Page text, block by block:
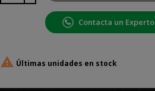
Contacta un Experto
 Últimas unidades en stock